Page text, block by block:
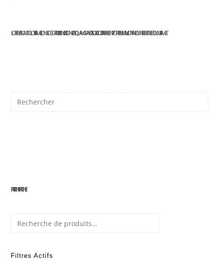
LOREM IPSUM DOLOR SIT AMET, CONSECTETUR ADIPISCING ELIT. DONEC ALIQUAM GRAVIDA SOLLICITUDIN. PRAESENT PORTA ENIM MI, NON TINCIDUNT LIBERO INTERDUM SIT AMET.
RECHERCHE
Filtres Actifs